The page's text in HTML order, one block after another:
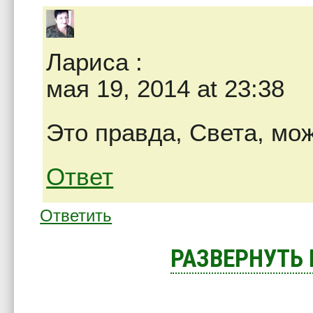
Лариса :
мая 19, 2014 at 23:38
Это правда, Света,
Ответ
Ответить